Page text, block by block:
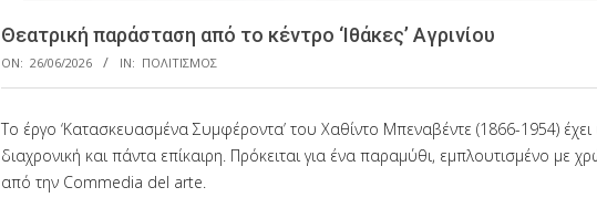
Θεατρική παράσταση από το κέντρο ‘Ιθάκες’ Αγρινίου
ON: 26/06/2026 IN: ΠΟΛΙΤΙΣΜΟΣ
Το έργο ‘Κατασκευασμένα Συμφέροντα’ του Χαθίντο Μπεναβέντε (1866-1954)
διαχρονική και πάντα επίκαιρη. Πρόκειται για ένα παραμύθι, εμπλουτισμένο με
από την Commedia del arte.